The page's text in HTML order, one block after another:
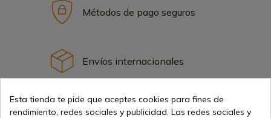
Métodos de pago seguros
Envíos internacionales
Esta tienda te pide que aceptes cookies para fines de
rendimiento, redes sociales y publicidad. Las redes sociales y